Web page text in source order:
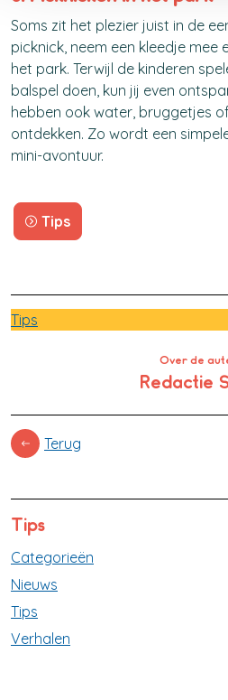
Soms zit het plezier juist in de
picknick, neem een kleedje mee
het park. Terwijl de kinderen
balspel doen, kun jij even
hebben ook water, bruggetjes
ontdekken. Zo wordt een
mini-avontuur.
Tips
Tips
Over de
Redactie
Terug
Tips
Categorieën
Nieuws
Tips
Verhalen